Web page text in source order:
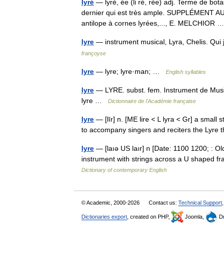
lyré — lyré, ée (li ré, rée) adj. Terme de
dernier qui est très ample. SUPPLÉMENT
antilope à cornes lyrées,..., E. MELCHIOR
lyre — instrument musical, Lyra, Chelis.
françoyse
lyre — lyre; lyre·man; … English syllables
lyre — LYRE. subst. fem. Instrument de
lyre …
Dictionnaire de l'Académie française
lyre — [līr] n. [ME lire < L lyra < Gr] a small
to accompany singers and reciters the
lyre — [laıə US laır] n [Date: 1100 1200; :
instrument with strings across a U shaped
Dictionary of contemporary English
© Academic, 2000-2026 Contact us: Technical Support
Dictionaries export , created on PHP, Joomla,